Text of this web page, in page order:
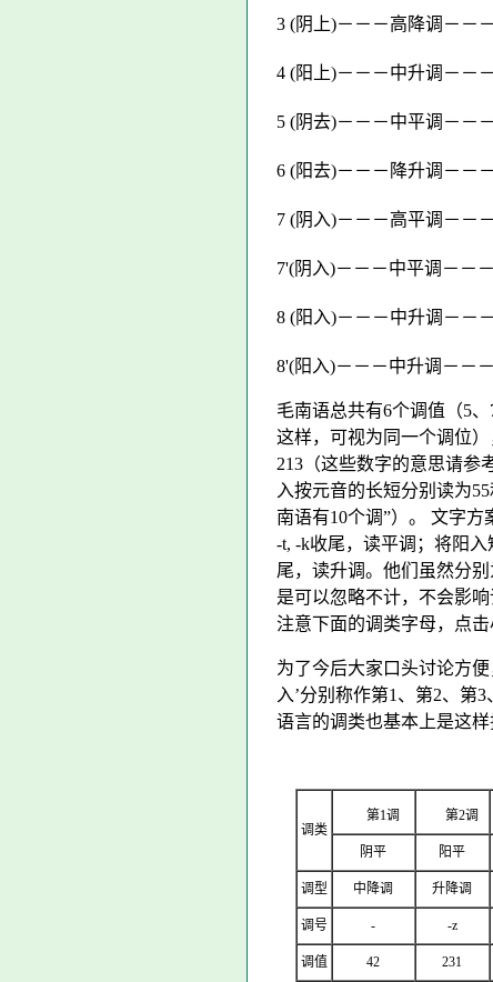
3 (阴上)－－－高降调－－
4 (阳上)－－－中升调－－
5 (阴去)－－－中平调－－
6 (阳去)－－－降升调－－
7 (阴入)－－－高平调－－
7'(阴入)－－－中平调－－
8 (阳入)－－－中升调－－
8'(阳入)－－－中升调－－
毛南语总共有6个调值（5
这样，可视为同一个调位）
213（这些数字的意思请参
入按元音的长短分别读为
南语有10个调”）。 文字
-t, -k收尾，读平调；将阳
尾，读升调。他们虽然分
是可以忽略不计，不会影
注意下面的调类字母，点
为了今后大家口头讨论方便
入’分别称作第1、第2、第
语言的调类也基本上是这样
调类
第1调 第2调
阴平 阳平
调型 中降调 升降调
调号 - -z
调值 42 231